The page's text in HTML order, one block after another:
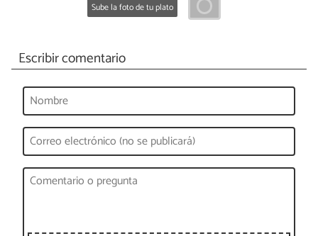
Sube la foto de tu plato
Escribir comentario